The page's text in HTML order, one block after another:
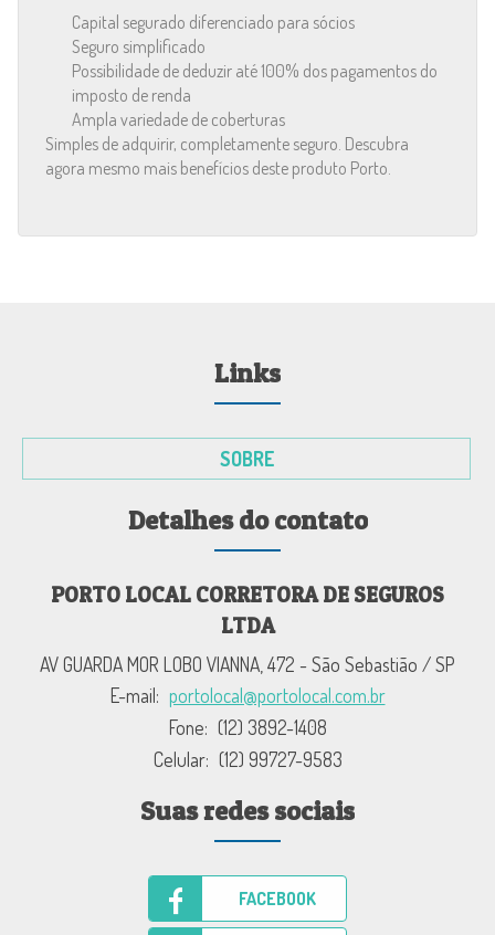
Capital segurado diferenciado para sócios
Seguro simplificado
Possibilidade de deduzir até 100% dos pagamentos do
imposto de renda
Ampla variedade de coberturas
Simples de adquirir, completamente seguro. Descubra
agora mesmo mais benefícios deste produto Porto.
Links
SOBRE
Detalhes do contato
PORTO LOCAL CORRETORA DE SEGUROS
LTDA
AV GUARDA MOR LOBO VIANNA, 472 - São Sebastião / SP
E-mail: portolocal@portolocal.com.br
Fone: (12) 3892-1408
Celular: (12) 99727-9583
Suas redes sociais
FACEBOOK